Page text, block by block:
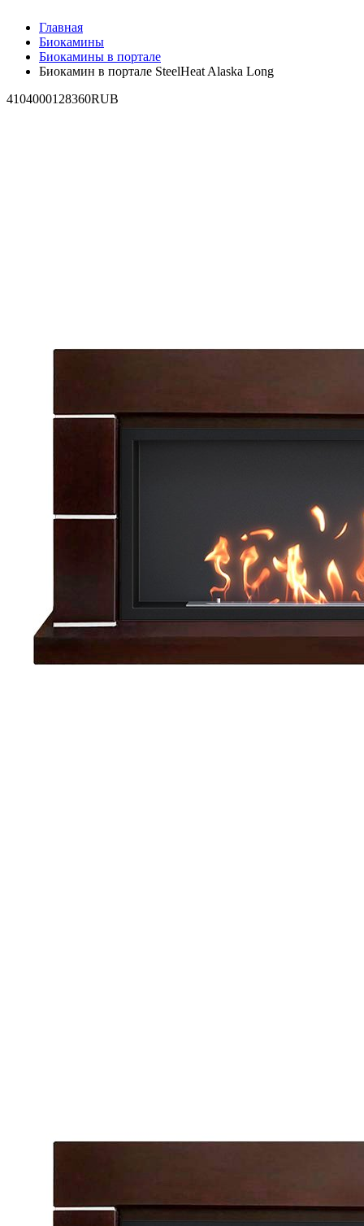
Главная
Биокамины
Биокамины в портале
Биокамин в портале SteelHeat Alaska Long
4104000128360RUB